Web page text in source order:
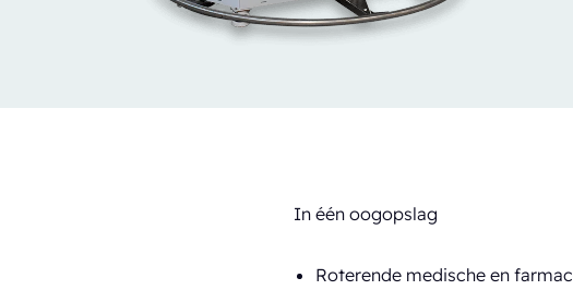
In één oogopslag
Roterende medische en